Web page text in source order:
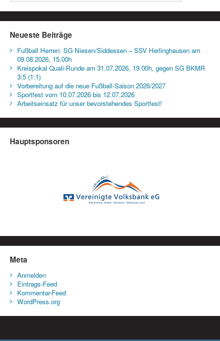
Neueste Beiträge
Fußball Herren: SG Niesen/Siddessen – SSV Herlinghausen am
09.08.2026, 15.00h
Kreispokal Quali-Runde am 31.07.2026, 19.00h, gegen SG BKMR
3:5 (1:1)
Vorbereitung auf die neue Fußball-Saison 2026/2027
Sportfest vom 10.07.2026 bis 12.07.2026
Arbeitseinsatz für unser bevorstehendes Sportfest!
Hauptsponsoren
Meta
Anmelden
Eintrags-Feed
Kommentar-Feed
WordPress.org